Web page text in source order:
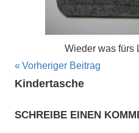
Wieder was fürs
Vorheriger Beitrag
Kindertasche
SCHREIBE EINEN